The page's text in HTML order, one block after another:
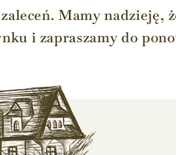
Mamy nadzieję,
i zapraszamy do